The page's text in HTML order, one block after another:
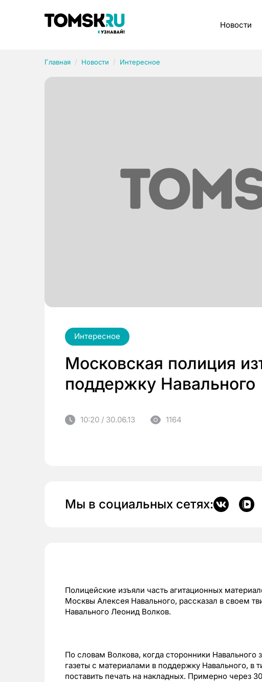
Новости
Главная Новости Интересное
Интересное
Московская полиция
поддержку Навального
10:20 / 30.06.13 1164
Мы в социальных сетях:
Полицейские изъяли часть агитационных
Москвы Алексея Навального, рассказал в своем
Навального Леонид Волков.
По словам Волкова, когда сторонники Навального
газеты с материалами в поддержку Навального, в
поставить печать на накладных. Примерно через
Рубрики